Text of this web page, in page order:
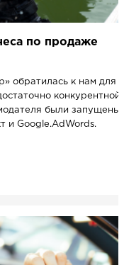
НАМ
по продаже
обратилась к нам для
конкурентной
были запущены
и Google.AdWords.